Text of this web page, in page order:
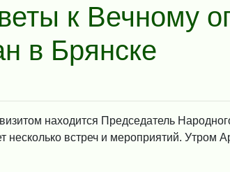
к Вечному
в Брянске
находится Председатель
несколько встреч и мероприятий. Утром